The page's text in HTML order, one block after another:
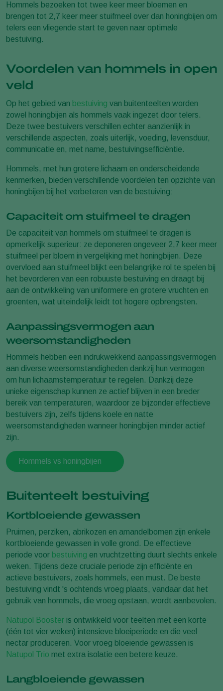
Hommels bezoeken tot twee keer meer bloemen en
brengen tot 2,7 keer meer stuifmeel over dan honingbijen om
telers een vliegende start te geven naar optimale
bestuiving.
Voordelen van hommels in open
veld
Op het gebied van bestuiving van buitenteelten worden
zowel honingbijen als hommels vaak ingezet door telers.
Deze twee bestuivers verschillen echter aanzienlijk in
verschillende aspecten, zoals uiterlijk, voeding, levensduur,
communicatie en, met name, bestuivingsefficiëntie.
Hommels, met hun grotere lichaam en onderscheidende
kenmerken, bieden verschillende voordelen ten opzichte van
honingbijen bij het verbeteren van de bestuiving:
Capaciteit om stuifmeel te dragen
De capaciteit van hommels om stuifmeel te dragen is
opmerkelijk superieur: ze deponeren ongeveer 2,7 keer meer
stuifmeel per bloem in vergelijking met honingbijen. Deze
overvloed aan stuifmeel blijkt een belangrijke rol te spelen bij
het bevorderen van een robuuste bestuiving en draagt bij
aan de ontwikkeling van uniformere en grotere vruchten en
groenten, wat uiteindelijk leidt tot hogere opbrengsten.
Aanpassingsvermogen aan
weersomstandigheden
Hommels hebben een indrukwekkend aanpassingsvermogen
aan diverse weersomstandigheden dankzij hun vermogen
om hun lichaamstemperatuur te regelen. Dankzij deze
unieke eigenschap kunnen ze actief blijven in een breder
bereik van temperaturen, waardoor ze bijzonder effectieve
bestuivers zijn, zelfs tijdens koele en natte
weersomstandigheden wanneer honingbijen minder actief
zijn.
Hommels vs honingbijen
Buitenteelt bestuiving
Kortbloeiende gewassen
Pruimen, perziken, abrikozen en amandelbomen zijn enkele
kortbloeiende gewassen in volle grond. De effectieve
periode voor bestuiving en vruchtzetting duurt slechts enkele
weken. Tijdens deze cruciale periode zijn efficiënte en
actieve bestuivers, zoals hommels, een must. De beste
bestuiving vindt 's ochtends vroeg plaats, vandaar dat het
gebruik van hommels, die vroeg opstaan, wordt aanbevolen.
Natupol Booster is ontwikkeld voor teelten met een korte
(één tot vier weken) intensieve bloeiperiode en die veel
nectar produceren. Voor vroeg bloeiende gewassen is
Natupol Trio met extra isolatie een betere keuze.
Langbloeiende gewassen